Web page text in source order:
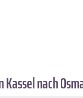
nach